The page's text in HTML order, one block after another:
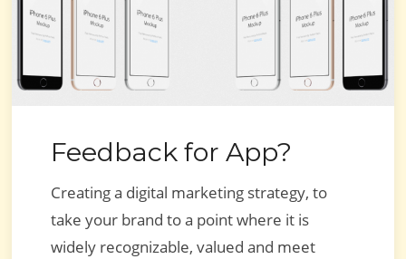
Feedback for App?
Creating a digital marketing strategy, to
take your brand to a point where it is
widely recognizable, valued and meet